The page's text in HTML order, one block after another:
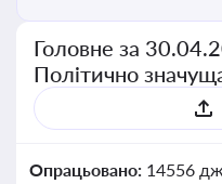
Головне за
Політично
Опрацьовано: 14556